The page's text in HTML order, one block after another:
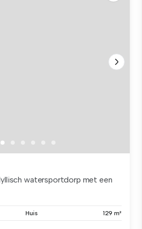
watersportdorp met een
Huis 129 m²